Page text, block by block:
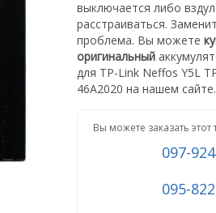
выключается либо
расстраиваться. З
проблема. Вы можете
оригинальный а
для TP-Link Neffos Y5L
46A2020 на нашем сайте.
Вы можете заказать
097-
095-